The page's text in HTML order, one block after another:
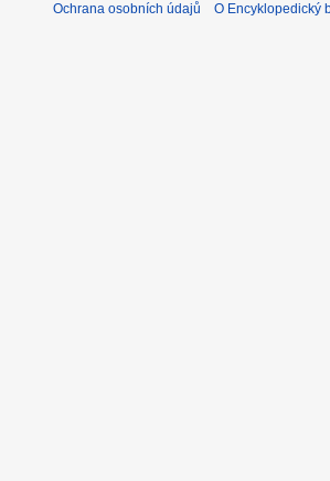
Ochrana osobních údajů O Encyklopedický